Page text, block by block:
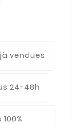
vendues
24-48h